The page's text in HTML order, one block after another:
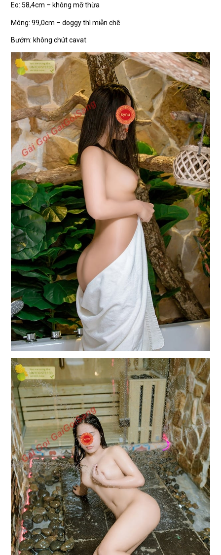
Eo: 58,4cm – không mỡ thừa
Mông: 99,0cm – doggy thì miễn chê
Bướm: không chút cavat